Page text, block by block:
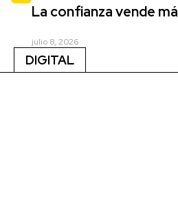
La confianza vende
julio 8, 2026
DIGITAL